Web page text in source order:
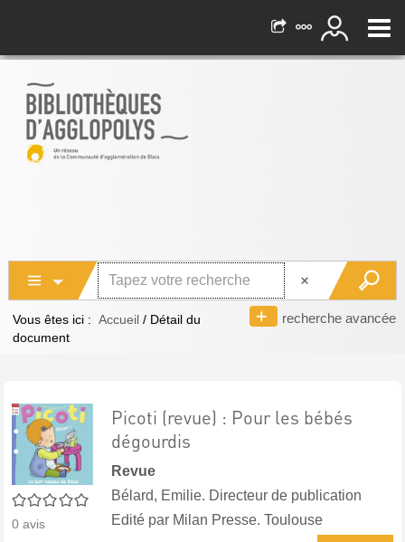
recherche avancée
Vous êtes ici : Accueil / Détail du
document
0/5
0 avis
Picoti (revue) : Pour les bébés
dégourdis
Revue
Bélard, Emilie. Directeur de publication
Edité par Milan Presse. Toulouse